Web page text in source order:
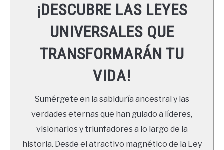
LEYES UNIVERSALES
RECURSOS
NEWSLETTER
¡DESCUBRE LAS LEYES
UNIVERSALES QUE
TRANSFORMARÁN TU
VIDA!
Sumérgete en la sabiduría ancestral y las
verdades eternas que han guiado a líderes,
visionarios y triunfadores a lo largo de la
historia. Desde el atractivo magnético de la Ley